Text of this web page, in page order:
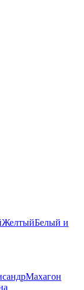
ЖелтыйБелый и
Махагон